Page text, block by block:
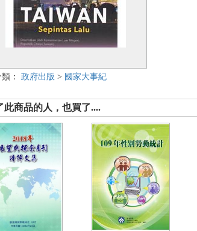
： 政府出版 > 國家大事紀
此商品的人，也買了....